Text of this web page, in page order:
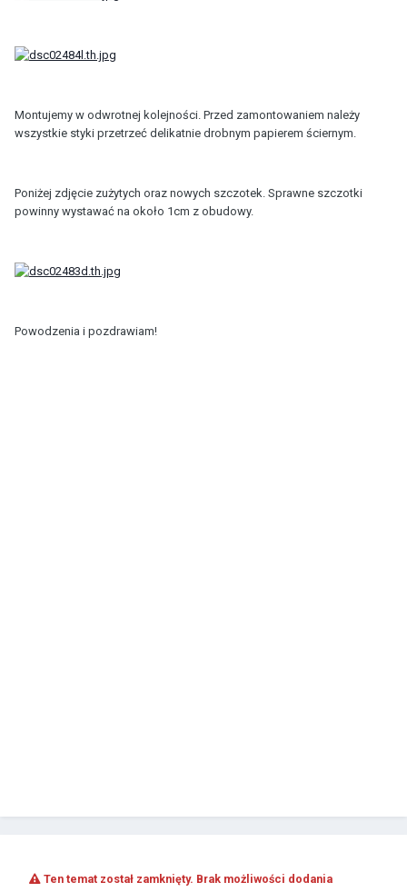
Montujemy w odwrotnej kolejności. Przed zamontowaniem należy
wszystkie styki przetrzeć delikatnie drobnym papierem ściernym.
Poniżej zdjęcie zużytych oraz nowych szczotek. Sprawne szczotki
powinny wystawać na około 1cm z obudowy.
Powodzenia i pozdrawiam!
Ten temat został zamknięty. Brak możliwości dodania